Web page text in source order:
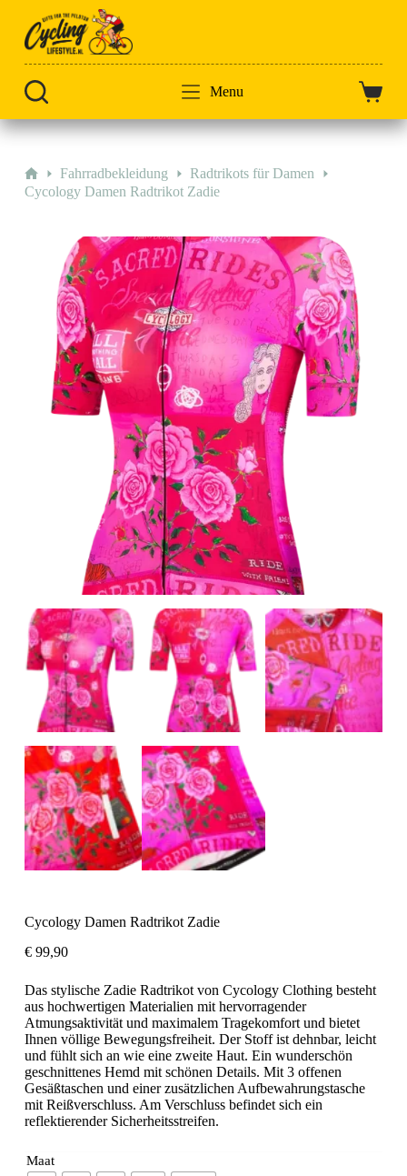
Inhalt
springen
Menu
StartFahrradbekleidung
Radtrikots für Damen
Cycology Damen Radtrikot Zadie
Cycology Damen Radtrikot Zadie
€99,90
Das stylische Zadie Radtrikot von Cycology Clothing besteht
aus hochwertigen Materialien mit hervorragender
Atmungsaktivität und maximalem Tragekomfort und bietet
Ihnen völlige Bewegungsfreiheit. Der Stoff ist dehnbar, leicht
und fühlt sich an wie eine zweite Haut. Ein wunderschön
geschnittenes Hemd mit schönen Details. Mit 3 offenen
Gesäßtaschen und einer zusätzlichen Aufbewahrungstasche
mit Reißverschluss. Am Verschluss befindet sich ein
reflektierender Sicherheitsstreifen.
Maat